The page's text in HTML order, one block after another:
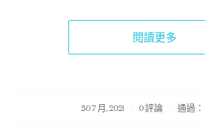
閱讀更多
30 7 月, 2021
/ 0 評論 通過：